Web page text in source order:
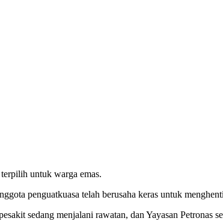
untuk warga emas.
penguatkuasa telah berusaha keras untuk
sedang menjalani rawatan, dan Yayasan Petronas